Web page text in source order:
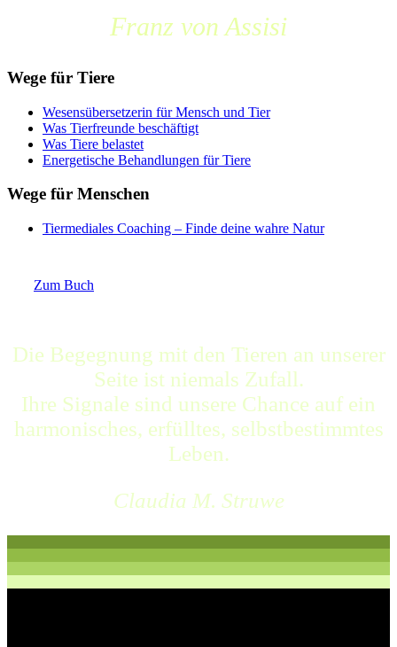
Franz von Assisi
Wege für Tiere
Wesensübersetzerin für Mensch und Tier
Was Tierfreunde beschäftigt
Was Tiere belastet
Energetische Behandlungen für Tiere
Wege für Menschen
Tiermediales Coaching – Finde deine wahre Natur
Zum Buch
Die Begegnung mit den Tieren an unserer
Seite ist niemals Zufall.
Ihre Signale sind unsere Chance auf ein
harmonisches, erfülltes, selbstbestimmtes
Leben.
Claudia M. Struwe